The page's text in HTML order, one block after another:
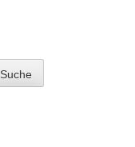
Suche